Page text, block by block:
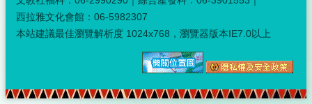
西拉雅文化會館：06-5982307
本站建議最佳瀏覽解析度 1024x768，瀏覽器版本IE7.0以上